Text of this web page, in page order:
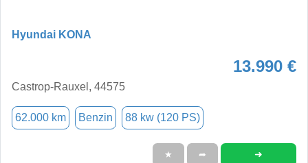
Hyundai KONA
13.990 €
Castrop-Rauxel, 44575
62.000 km Benzin 88 kw (120 PS)
★ ➦ ➜